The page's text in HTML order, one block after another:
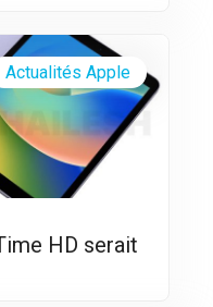
HD serait
Actualités Apple